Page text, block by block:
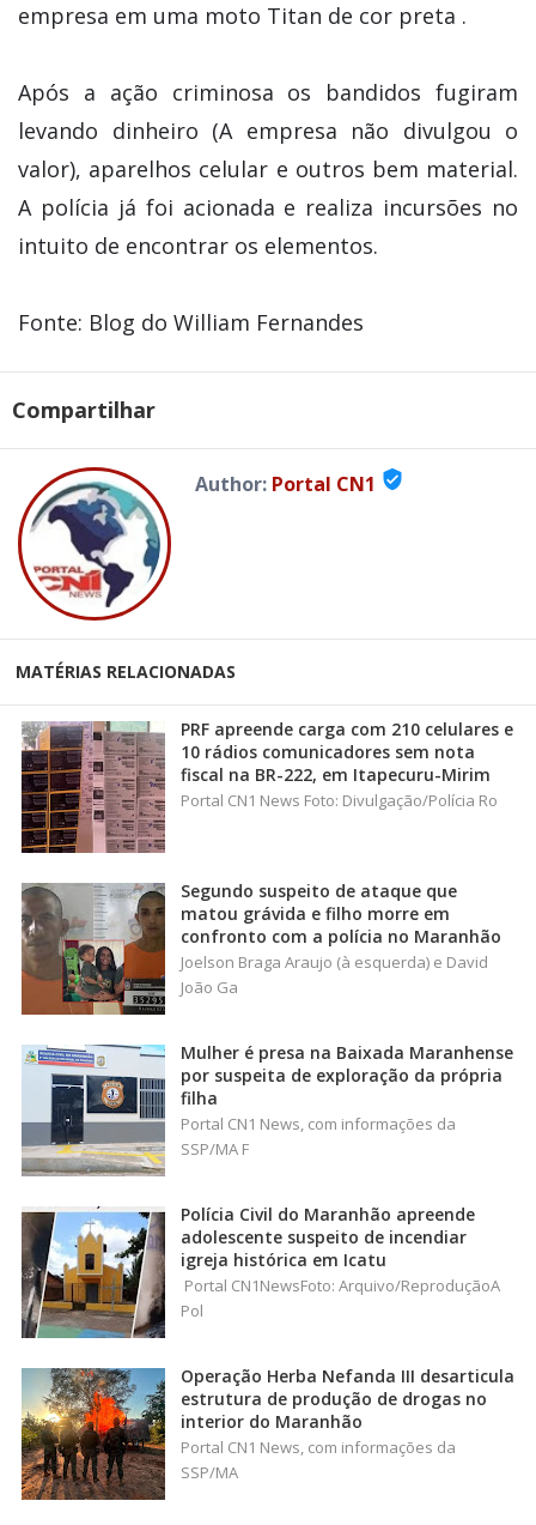
empresa em uma moto Titan de cor preta .
Após a ação criminosa os bandidos fugiram
levando dinheiro (A empresa não divulgou o
valor), aparelhos celular e outros bem material.
A polícia já foi acionada e realiza incursões no
intuito de encontrar os elementos.
Fonte: Blog do William Fernandes
Compartilhar
Author: Portal CN1 verified_user
MATÉRIAS RELACIONADAS
PRF apreende carga com 210 celulares e
10 rádios comunicadores sem nota
fiscal na BR-222, em Itapecuru-Mirim
Portal CN1 News Foto: Divulgação/Polícia Ro
Segundo suspeito de ataque que
matou grávida e filho morre em
confronto com a polícia no Maranhão
Joelson Braga Araujo (à esquerda) e David
João Ga
Mulher é presa na Baixada Maranhense
por suspeita de exploração da própria
filha
Portal CN1 News, com informações da
SSP/MA F
Polícia Civil do Maranhão apreende
adolescente suspeito de incendiar
igreja histórica em Icatu
Portal CN1NewsFoto: Arquivo/ReproduçãoA
Pol
Operação Herba Nefanda III desarticula
estrutura de produção de drogas no
interior do Maranhão
Portal CN1 News, com informações da
SSP/MA